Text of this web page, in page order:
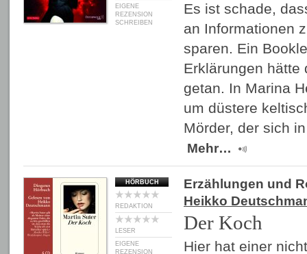
EIGENE
REZENSION
SCHREIBEN
Es ist schade,
an Informationen
sparen. Ein
Erklärungen hätte
getan. In Marina
um düstere
Mörder, der sich
Mehr…
HÖRBUCH
REDAKTION
LESER
EIGENE
REZENSION
Erzählungen und
Heikko
Der Koch
Hier hat einer